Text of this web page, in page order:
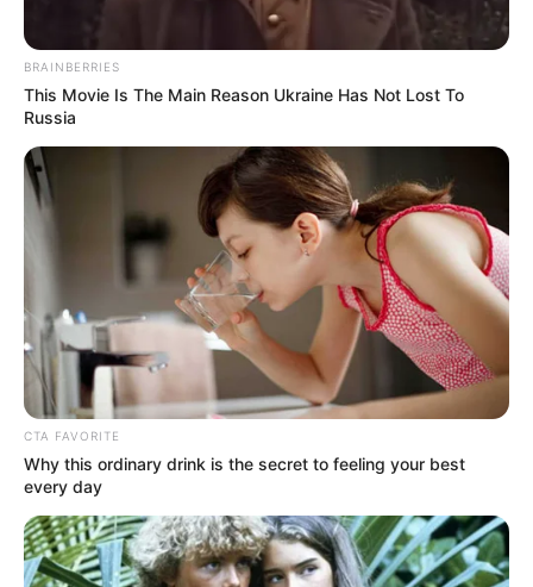
BRAINBERRIES
This Movie Is The Main Reason Ukraine Has Not Lost To
Russia
CTA FAVORITE
Why this ordinary drink is the secret to feeling your best
every day